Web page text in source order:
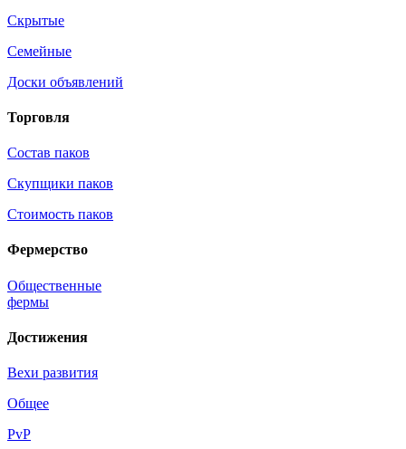
Скрытые
Семейные
Доски объявлений
Торговля
Состав паков
Скупщики паков
Стоимость паков
Фермерство
Общественные
фермы
Достижения
Вехи развития
Общее
PvP